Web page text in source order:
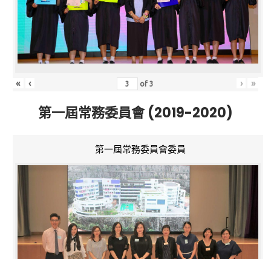
« ‹ of3 › »
第一屆常務委員會 (2019-2020)
第一屆常務委員會委員